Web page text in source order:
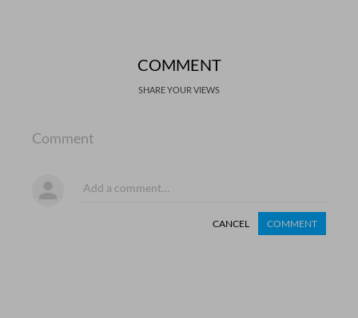
COMMENT
SHARE YOUR VIEWS
Comment
CANCEL COMMENT